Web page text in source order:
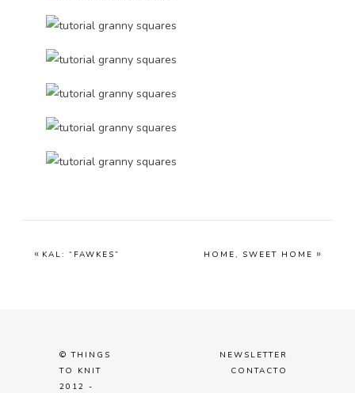
« KAL: “FAWKES” HOME, SWEET HOME »
© THINGS
TO KNIT
2012 -
NEWSLETTER
CONTACTO